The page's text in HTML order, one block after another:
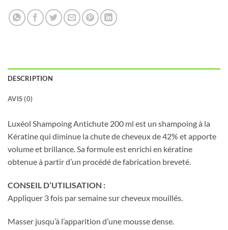
DESCRIPTION
AVIS (0)
Luxéol Shampoing Antichute 200 ml est un shampoing à la
Kératine qui diminue la chute de cheveux de 42% et apporte
volume et brillance. Sa formule est enrichi en kératine
obtenue à partir d’un procédé de fabrication breveté.
CONSEIL D’UTILISATION :
Appliquer 3 fois par semaine sur cheveux mouillés.
Masser jusqu’à l’apparition d’une mousse dense.